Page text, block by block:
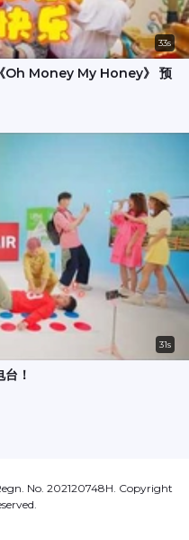
33s
Oh Money My Honey》 预
31s
！
No. 202120748H. Copyright